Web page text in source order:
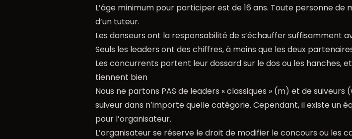
L’âge minimum pour participer est de 16 ans. Toute personne
d’un tuteur.
Les danseurs ont la responsabilité de s’échauffer suffisamment
Seuls les leaders ont des chiffres, à moins que les deux
Les concurrents portent leur dossard sur le dos ou les hanches,
tiennent bien
Nous ne partons PAS de leaders « classiques » (m) et de
suiveur dans n’importe quelle catégorie. Cependant, il existe un
pour l’organisateur.
L’organisateur se réserve le droit de modifier le concours ou les